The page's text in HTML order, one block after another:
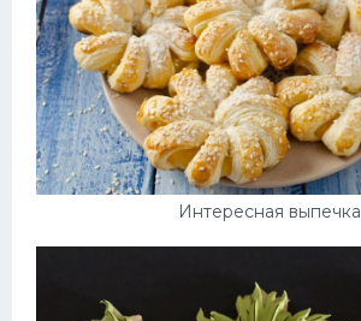
Интересная выпечка
Дизайн комнаты